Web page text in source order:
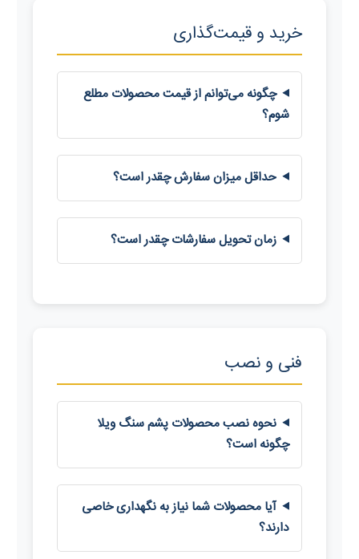
خرید و قیمت‌گذاری
چگونه می‌توانم از قیمت محصولات مطلع
شوم؟
حداقل میزان سفارش چقدر است؟
زمان تحویل سفارشات چقدر است؟
فنی و نصب
نحوه نصب محصولات پشم سنگ ویلا
چگونه است؟
آیا محصولات شما نیاز به نگهداری خاصی
دارند؟